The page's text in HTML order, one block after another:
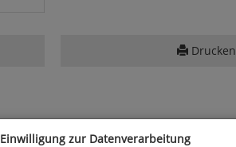
Drucken
Einwilligung zur Datenverarbeitung